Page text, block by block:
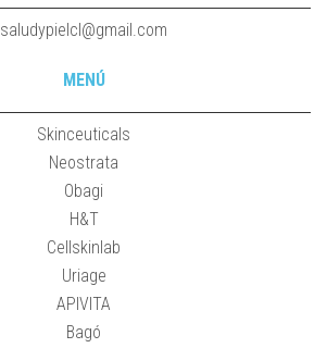
saludypielcl@gmail.com
MENÚ
Skinceuticals
Neostrata
Obagi
H&T
Cellskinlab
Uriage
APIVITA
Bagó